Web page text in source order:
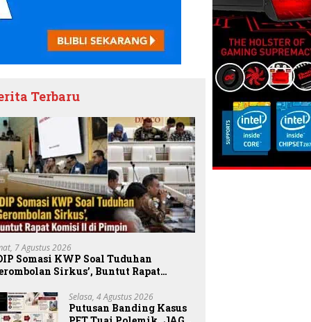
Terbaru
7 Agustus 2026
Somasi KWP Soal Tuduhan
Sirkus’, Buntut Rapat
Selasa, 4 Agustus 2026
Putusan Banding Kasus